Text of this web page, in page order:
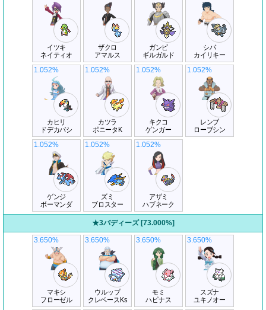
イツキ
ネイティオ
ザクロ
アマルス
ガンピ
ギルガルド
シバ
カイリキー
カヒリ
ドデカバシ
1.052%
カツラ
ポニータK
1.052%
キクコ
ゲンガー
1.052%
レンブ
ローブシン
1.052%
ゲンジ
ボーマンダ
1.052%
ズミ
ブロスター
1.052%
アザミ
ハブネーク
1.052%
★3バディーズ [73.000%]
マキシ
フローゼル
3.650%
ウルップ
クレベースKs
3.650%
モミ
ハピナス
3.650%
スズナ
ユキノオー
3.650%